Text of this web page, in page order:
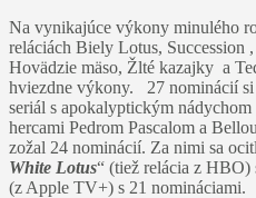
Na vynikajúce výkony minulého
reláciách Biely Lotus, Succession
Hovädzie mäso, Žlté kazajky a
hviezdne výkony. 27 nominácií si
seriál s apokalyptickým nádychom
hercami Pedrom Pascalom a
zožal 24 nominácií. Za nimi sa
White Lotus“ (tiež relácia z HBO)
(z Apple TV+) s 21 nomináciami.